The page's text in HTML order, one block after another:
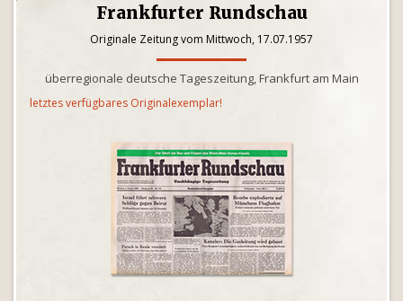
Frankfurter Rundschau
Originale Zeitung vom Mittwoch, 17.07.1957
überregionale deutsche Tageszeitung, Frankfurt am Main
letztes verfügbares Originalexemplar!